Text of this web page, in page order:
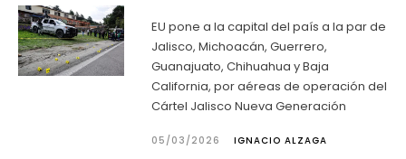
EU pone a la capital del país a la par de
Jalisco, Michoacán, Guerrero,
Guanajuato, Chihuahua y Baja
California, por aéreas de operación del
Cártel Jalisco Nueva Generación
05/03/2026
IGNACIO ALZAGA